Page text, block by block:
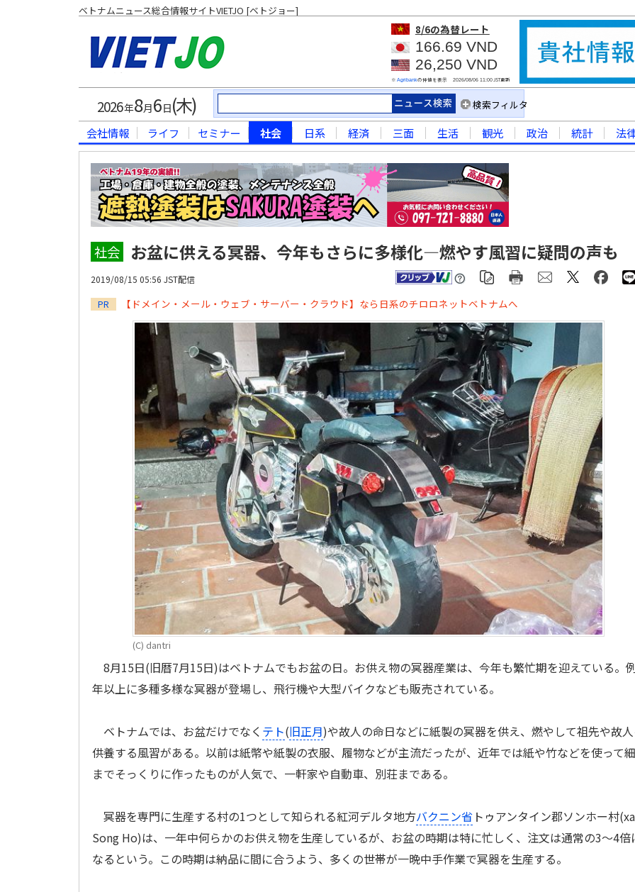
ベトナムニュース総合情報サイトVIETJO [ベトジョー]
8/6の為替レート
166.69 VND
26,250 VND
※ Agribankの仲値を表示 2026/08/06 11:00JST更新
2026年8月6 日(木) 検索フィルタ
会社情報 ライフ セミナー 社会 日系 経済 三面 生活 観光 政治 統計 法
社会 お盆に供える冥器、今年もさらに多様化―燃やす風習に疑問の声も
2019/08/15 05:56 JST配信
PR 【ドメイン・メール・ウェブ・サーバー・クラウド】なら日系のチロロネットベトナムへ
(C) dantri
8月15日(旧暦7月15日)はベトナムでもお盆の日。お供え物の冥器産業は、今年も繁忙期を迎えている。
年以上に多種多様な冥器が登場し、飛行機や大型バイクなども販売されている。
ベトナムでは、お盆だけでなく テト(旧正月)や故人の命日などに紙製の冥器を供え、燃やして祖先や故
供養する風習がある。以前は紙幣や紙製の衣服、履物などが主流だったが、近年では紙や竹などを使って
までそっくりに作ったものが人気で、一軒家や自動車、別荘まである。
冥器を専門に生産する村の1つとして知られる紅河デルタ地方バクニン省 トゥアンタイン郡ソンホー村(xa
Song Ho)は、一年中何らかのお供え物を生産しているが、お盆の時期は特に忙しく、注文は通常の3～4倍
なるという。この時期は納品に間に合うよう、多くの世帯が一晩中手作業で冥器を生産する。